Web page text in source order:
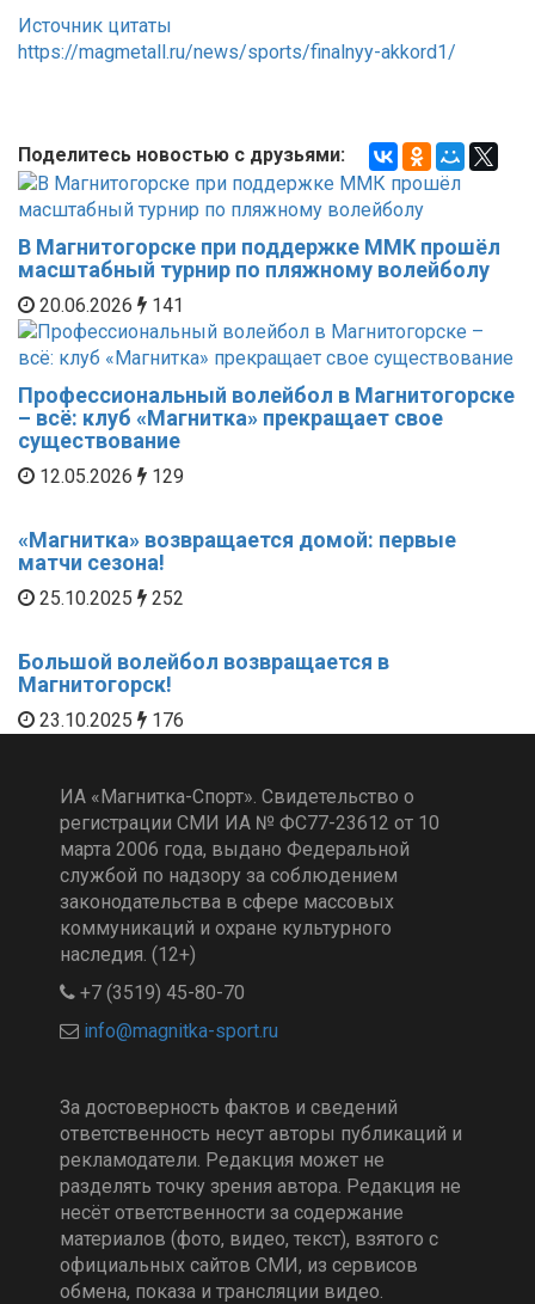
Источник цитаты
https://magmetall.ru/news/sports/finalnyy-akkord1/
Поделитесь новостью с друзьями:
В Магнитогорске при поддержке ММК прошёл
масштабный турнир по пляжному волейболу
20.06.2026 141
Профессиональный волейбол в Магнитогорске
– всё: клуб «Магнитка» прекращает свое
существование
12.05.2026 129
«Магнитка» возвращается домой: первые
матчи сезона!
25.10.2025 252
Большой волейбол возвращается в
Магнитогорск!
23.10.2025 176
ИА «Магнитка-Спорт». Свидетельство о
регистрации СМИ ИА № ФС77-23612 от 10
марта 2006 года, выдано Федеральной
службой по надзору за соблюдением
законодательства в сфере массовых
коммуникаций и охране культурного
наследия. (12+)
+7 (3519) 45-80-70
За достоверность фактов и сведений
ответственность несут авторы публикаций и
рекламодатели. Редакция может не
разделять точку зрения автора. Редакция не
несёт ответственности за содержание
материалов (фото, видео, текст), взятого с
официальных сайтов СМИ, из сервисов
обмена, показа и трансляции видео.